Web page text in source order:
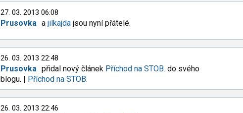
27. 03. 2013 06:08
Prusovka ajilkajda jsou nyní přátelé.
26. 03. 2013 22:48
Prusovka přidal nový článek Příchod na STOB. do svého
blogu. | Příchod na STOB.
26. 03. 2013 22:46